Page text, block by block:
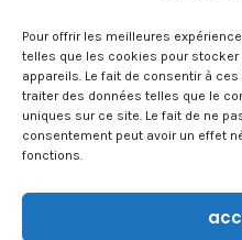
Pour offrir les meilleures
telles que les cookies pour
appareils. Le fait de consentir à
traiter des données telles que le
uniques sur ce site. Le fait de ne
consentement peut avoir un effet
fonctions.